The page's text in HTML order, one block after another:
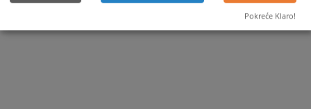
Pokreće Klaro!